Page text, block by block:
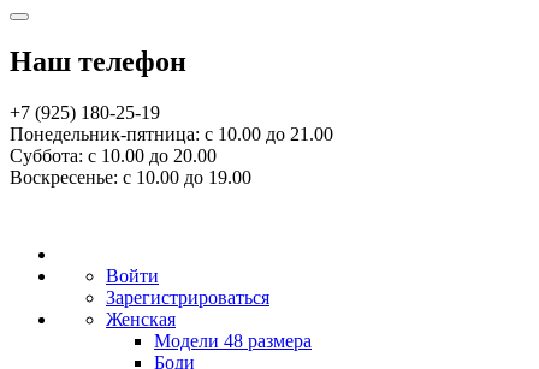
Наш телефон
+7 (925) 180-25-19
Понедельник-пятница: с 10.00 до 21.00
Суббота: с 10.00 до 20.00
Воскресенье: с 10.00 до 19.00
Войти
Зарегистрироваться
Женская
Модели 48 размера
Боди